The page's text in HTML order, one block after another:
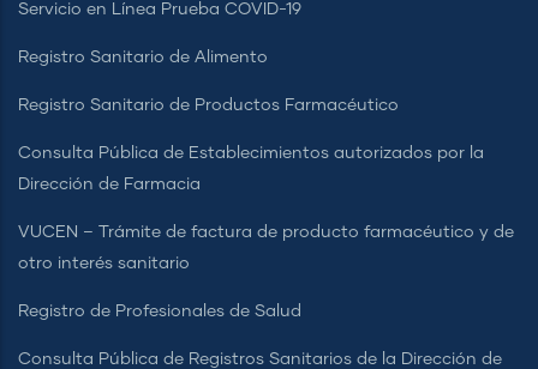
Servicio en Línea Prueba COVID-19
Registro Sanitario de Alimento
Registro Sanitario de Productos Farmacéutico
Consulta Pública de Establecimientos autorizados por la
Dirección de Farmacia
VUCEN – Trámite de factura de producto farmacéutico y de
otro interés sanitario
Registro de Profesionales de Salud
Consulta Pública de Registros Sanitarios de la Dirección de